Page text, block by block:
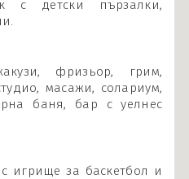
с детски пързалки,
фризьор, грим,
масажи, солариум,
баня, бар с уелнес
игрище за баскетбол и